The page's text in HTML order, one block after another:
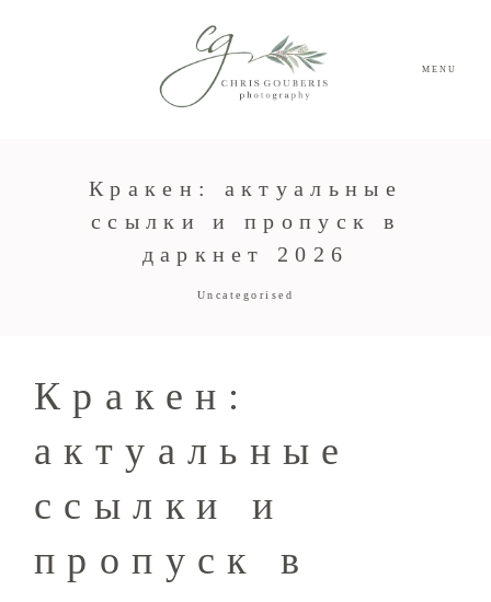
MENU
Кракен: актуальные
ссылки и пропуск в
даркнет 2026
Uncategorised
Кракен:
актуальные
ссылки и
пропуск в